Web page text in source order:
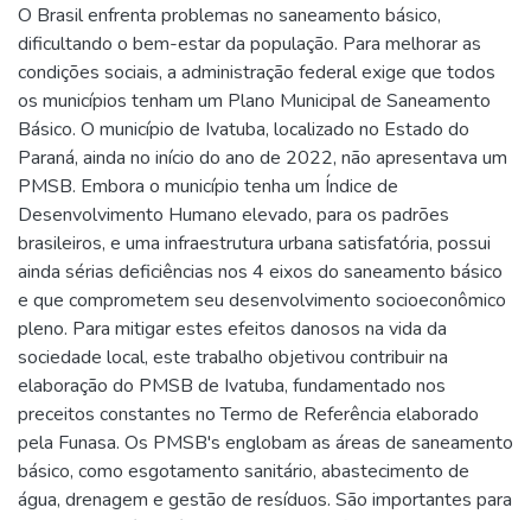
O Brasil enfrenta problemas no saneamento básico,
dificultando o bem-estar da população. Para melhorar as
condições sociais, a administração federal exige que todos
os municípios tenham um Plano Municipal de Saneamento
Básico. O município de Ivatuba, localizado no Estado do
Paraná, ainda no início do ano de 2022, não apresentava um
PMSB. Embora o município tenha um Índice de
Desenvolvimento Humano elevado, para os padrões
brasileiros, e uma infraestrutura urbana satisfatória, possui
ainda sérias deficiências nos 4 eixos do saneamento básico
e que comprometem seu desenvolvimento socioeconômico
pleno. Para mitigar estes efeitos danosos na vida da
sociedade local, este trabalho objetivou contribuir na
elaboração do PMSB de Ivatuba, fundamentado nos
preceitos constantes no Termo de Referência elaborado
pela Funasa. Os PMSB's englobam as áreas de saneamento
básico, como esgotamento sanitário, abastecimento de
água, drenagem e gestão de resíduos. São importantes para